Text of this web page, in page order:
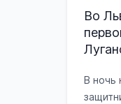
Во
В ночь